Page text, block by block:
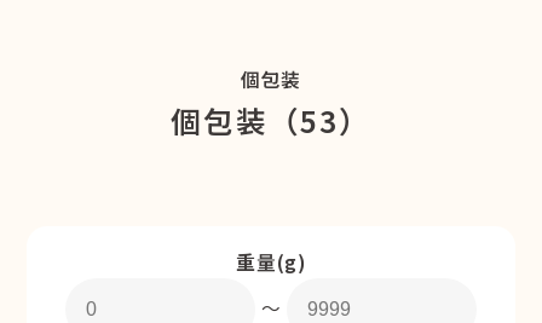
個包装
個包装（53）
重量(g)
〜